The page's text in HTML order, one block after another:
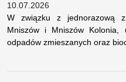
10.07.2026
W związku z jednorazową
Mniszów i Mniszów Kolonia,
odpadów zmieszanych oraz